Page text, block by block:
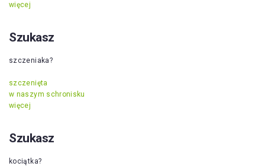
więcej
Szukasz
szczeniaka?
szczenięta
w naszym schronisku
więcej
Szukasz
kociątka?